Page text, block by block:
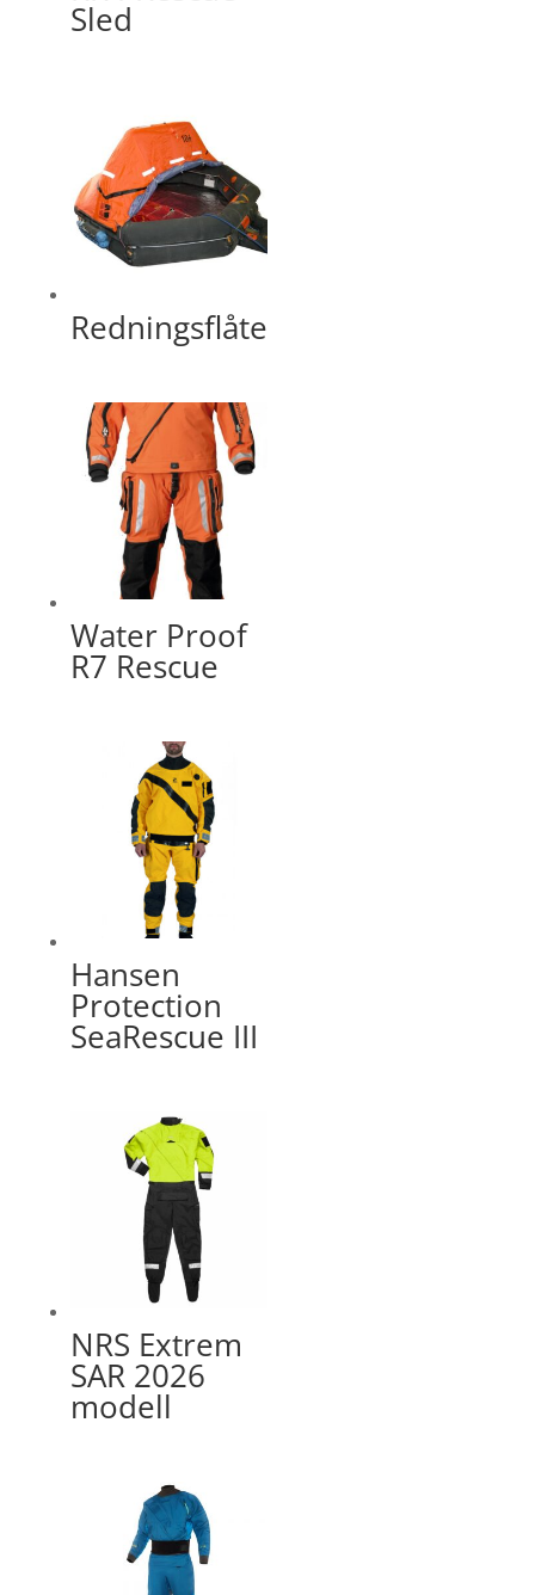
Sled
Redningsflåte
Water Proof
R7 Rescue
Hansen
Protection
SeaRescue III
NRS Extrem
SAR 2026
modell